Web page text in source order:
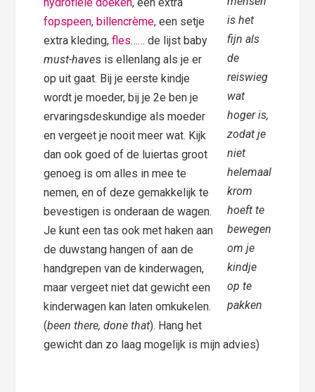
is het
fijn als
de
reiswieg
wat
hoger is,
zodat je
niet
helemaal
krom
hoeft te
bewegen
om je
kindje
op te
pakken
hydrofiele doeken, een extra
fopspeen, billencrème, een setje
extra kleding,fles…… de lijst baby
must-haves is ellenlang als je er
op uit gaat. Bij je eerste kindje
wordt je moeder, bij je 2e ben je
ervaringsdeskundige als moeder
en vergeet je nooit meer wat. Kijk
dan ook goed of de luiertas groot
genoeg is om alles in mee te
nemen, en of deze gemakkelijk te
bevestigen is onderaan de wagen.
Je kunt een tas ook met haken aan
de duwstang hangen of aan de
handgrepen van de kinderwagen,
maar vergeet niet dat gewicht een
kinderwagen kan laten omkukelen.
(been there, done that). Hang het
gewicht dan zo laag mogelijk is mijn advies)